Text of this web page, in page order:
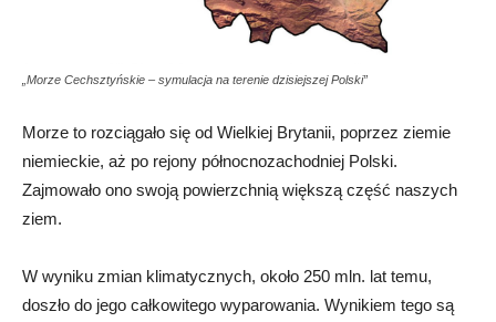
„Morze Cechsztyńskie – symulacja na terenie dzisiejszej Polski”
Morze to rozciągało się od Wielkiej Brytanii, poprzez ziemie
niemieckie, aż po rejony północnozachodniej Polski.
Zajmowało ono swoją powierzchnią większą część naszych
ziem.
W wyniku zmian klimatycznych, około 250 mln. lat temu,
doszło do jego całkowitego wyparowania. Wynikiem tego są